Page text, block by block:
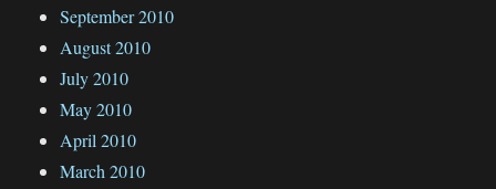
September 2010
August 2010
July 2010
May 2010
April 2010
March 2010